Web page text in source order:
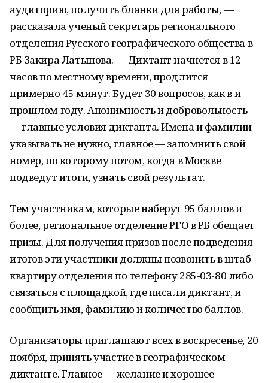
аудиторию, получить бланки для работы, —
рассказала ученый секретарь регионального
отделения Русского географического общества в
РБ Закира Латыпова. — Диктант начнется в 12
часов по местному времени, продлится
примерно 45 минут. Будет 30 вопросов, как в и
прошлом году. Анонимность и добровольность
— главные условия диктанта. Имена и фамилии
указывать не нужно, главное — запомнить свой
номер, по которому потом, когда в Москве
подведут итоги, узнать свой результат.
Тем участникам, которые наберут 95 баллов и
более, региональное отделение РГО в РБ обещает
призы. Для получения призов после подведения
итогов эти участники должны позвонить в штаб-
квартиру отделения по телефону 285-03-80 либо
связаться с площадкой, где писали диктант, и
сообщить имя, фамилию и количество баллов.
Организаторы приглашают всех в воскресенье, 20
ноября, принять участие в географическом
диктанте. Главное — желание и хорошее